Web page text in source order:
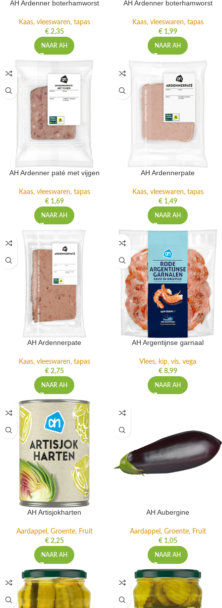
AH Ardenner boterhamworst
Kaas, vleeswaren, tapas
€2,35
NAAR AH
AH Ardenner boterhamworst
Kaas, vleeswaren, tapas
€1,99
NAAR AH
AH Ardenner paté met vijgen
Kaas, vleeswaren, tapas
€1,69
NAAR AH
AH Ardennerpate
Kaas, vleeswaren, tapas
€1,49
NAAR AH
AH Ardennerpate
Kaas, vleeswaren, tapas
€2,75
NAAR AH
AH Argentijnse garnaal
Vlees, kip, vis, vega
€8,99
NAAR AH
AH Artisjokharten
Aardappel, Groente, Fruit
€2,25
NAAR AH
AH Aubergine
Aardappel, Groente, Fruit
€1,05
NAAR AH